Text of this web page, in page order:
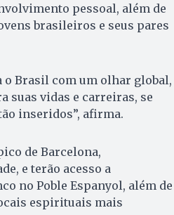
pessoal, além de
brasileiros e seus pares
o Brasil com um olhar global,
vidas e carreiras, se
inseridos”, afirma.
de Barcelona,
e terão acesso a
no Poble Espanyol, além de
espirituais mais